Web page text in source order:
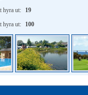
hyra ut:
19
hyra ut:
100